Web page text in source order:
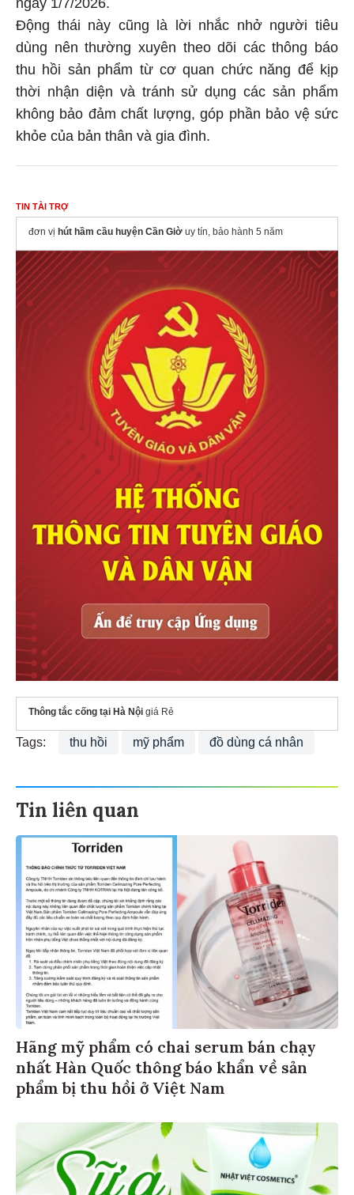
ngày 1/7/2026.
Động thái này cũng là lời nhắc nhở người tiêu
dùng nên thường xuyên theo dõi các thông báo
thu hồi sản phẩm từ cơ quan chức năng để kịp
thời nhận diện và tránh sử dụng các sản phẩm
không bảo đảm chất lượng, góp phần bảo vệ sức
khỏe của bản thân và gia đình.
TIN TÀI TRỢ
đơn vị hút hầm cầu huyện Cần Giờ uy tín, bảo hành 5 năm
Thông tắc cống tại Hà Nội giá Rẻ
Tags: thu hồi mỹ phẩm đồ dùng cá nhân
Tin liên quan
Hãng mỹ phẩm có chai serum bán chạy
nhất Hàn Quốc thông báo khẩn về sản
phẩm bị thu hồi ở Việt Nam